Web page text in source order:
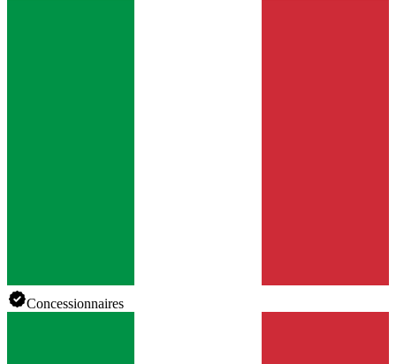
Concessionnaires